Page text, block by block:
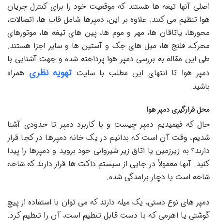
اصلی آنها تیغه ها هستند که موقعیت خود را برای کنترل جریان
هوا تنظیم می کنند. علاوه بر این، دمپرها شامل قاب ها، اتصالات،
محورها، یاتاقان ها، مهر و موم ها، پین های تیغه ها، موتورهای
محرک، فلنج ها، میل های جک و آستین ها و سایر اجزا هستند.
طی این مقاله به بررسی دمپر هوا پرداخته شده و جهت آشنایی با
دمپر هوا تا انتهای این مطلب با سایت تهویه نظری همراه
باشید.
محل قرارگیری دمپر هوا
حال که فهمیدیم دمپر چیست و با کاربرد دمپر تا حدودی آشنا
شدیم، وقت آن است که بدانیم در یک خانه دمپرها در کجا قرار
دارند؟ به زیرزمین یا اتاق زیر شیروانی خود بروید و دمپرها را پیدا
کنید. آنها معمولاً در جایی از سیستم داکت‌ ها قرار دارند که شاخه
شاخه است یا دچار برامدگی شده.
دمپر های نوع دستی، یک میله دارند که می توان با استفاده از پیچ
گوشتی یا اهرمی که با دست قابل تنظیم است، آن را تنظیم کرد.